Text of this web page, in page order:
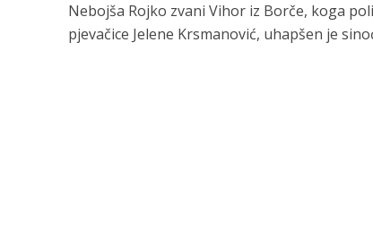
Nebojša Rojko zvani Vihor iz Borče, koga
pjevačice Jelene Krsmanović, uhapšen je